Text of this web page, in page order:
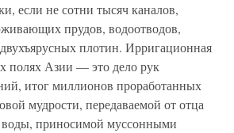
если не сотни тысяч каналов,
прудов, водоотводов,
плотин. Ирригационная
полях Азии — это дело рук
итог миллионов проработанных
мудрости, передаваемой от отца
приносимой муссонными